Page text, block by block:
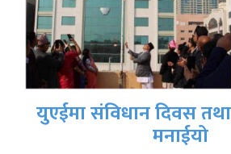
युएईमा संविधान दिवस तथा
मनाईयो